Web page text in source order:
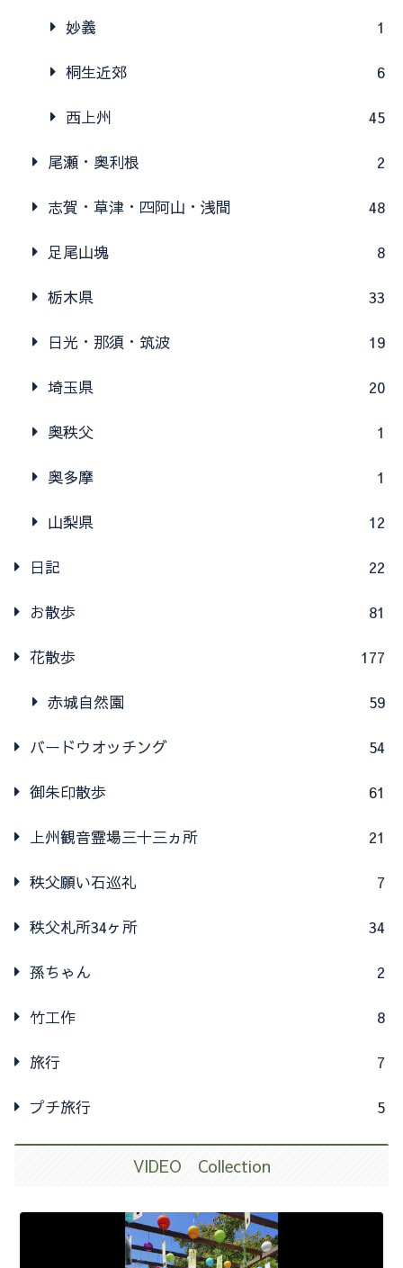
妙義 1
桐生近郊 6
西上州 45
尾瀬・奥利根 2
志賀・草津・四阿山・浅間 48
足尾山塊 8
栃木県 33
日光・那須・筑波 19
埼玉県 20
奥秩父 1
奥多摩 1
山梨県 12
日記 22
お散歩 81
花散歩 177
赤城自然園 59
バードウオッチング 54
御朱印散歩 61
上州観音霊場三十三ヵ所 21
秩父願い石巡礼 7
秩父札所34ヶ所 34
孫ちゃん 2
竹工作 8
旅行 7
プチ旅行 5
VIDEO Collection